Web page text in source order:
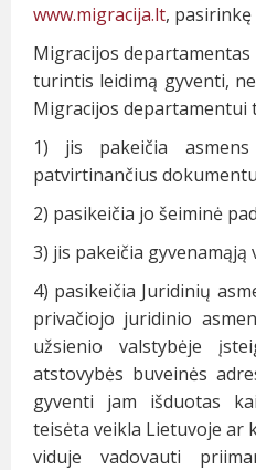
www.migracija.lt,
Migracijos
turintis leidimą gyventi,
Migracijos departamentui
1) jis pakeičia
patvirtinančius
2) pasikeičia jo šeiminė
3) jis pakeičia gyvenamąją
4) pasikeičia Juridinių
privačiojo juridinio
užsienio valstybėje
atstovybės buveinės
gyventi jam išduotas
teisėta veikla Lietuvoje ar
viduje vadovauti